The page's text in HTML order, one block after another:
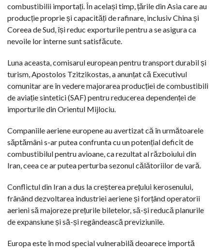
combustibilii importați. În același timp, țările din Asia care au
producție proprie și capacități de rafinare, inclusiv China și
Coreea de Sud, își reduc exporturile pentru a se asigura ca
nevoile lor interne sunt satisfăcute.
Luna aceasta, comisarul european pentru transport durabil și
turism, Apostolos Tzitzikostas, a anunțat că Executivul
comunitar are în vedere majorarea producției de combustibili
de aviație sintetici (SAF) pentru reducerea dependenței de
importurile din Orientul Mijlociu.
Companiile aeriene europene au avertizat că în următoarele
săptămâni s-ar putea confrunta cu un potențial deficit de
combustibilul pentru avioane, ca rezultat al războiului din
Iran, ceea ce ar putea perturba sezonul călătoriilor de vară.
Conflictul din Iran a dus la creșterea prețului kerosenului,
frânând dezvoltarea industriei aeriene și forțând operatorii
aerieni să majoreze prețurile biletelor, să-și reducă planurile
de expansiune și să-și regândească previziunile.
Europa este în mod special vulnerabilă deoarece importă